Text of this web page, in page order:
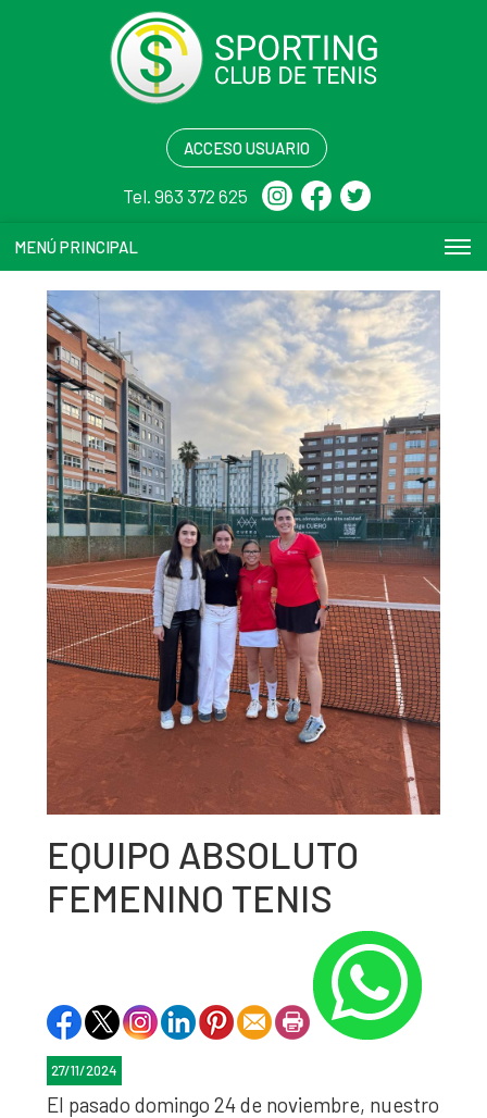
ACCESO USUARIO
Tel. 963 372 625
MENÚ PRINCIPAL
EQUIPO ABSOLUTO
FEMENINO TENIS
27/11/2024
El pasado domingo 24 de noviembre, nuestro